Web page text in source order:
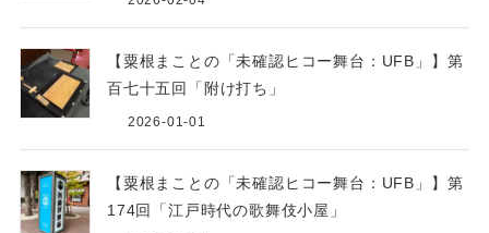
【粟根まことの「未確認ヒコー舞台：UFB」】第
百七十五回「附け打ち」
2026-01-01
【粟根まことの「未確認ヒコー舞台：UFB」】第
174回「江戸時代の歌舞伎小屋」